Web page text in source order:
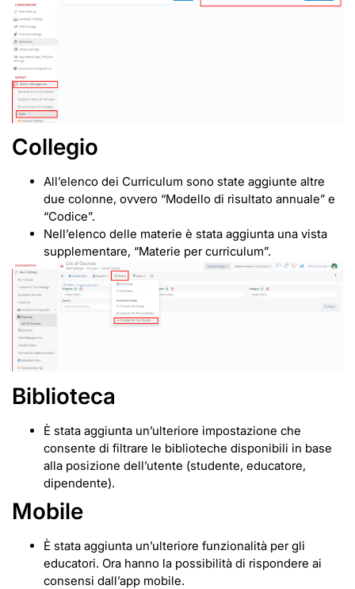
Collegio
All’elenco dei Curriculum sono state aggiunte altre
due colonne, ovvero “Modello di risultato annuale” e
“Codice”.
Nell’elenco delle materie è stata aggiunta una vista
supplementare, “Materie per curriculum”.
Biblioteca
È stata aggiunta un’ulteriore impostazione che
consente di filtrare le biblioteche disponibili in base
alla posizione dell’utente (studente, educatore,
dipendente).
Mobile
È stata aggiunta un’ulteriore funzionalità per gli
educatori. Ora hanno la possibilità di rispondere ai
consensi dall’app mobile.